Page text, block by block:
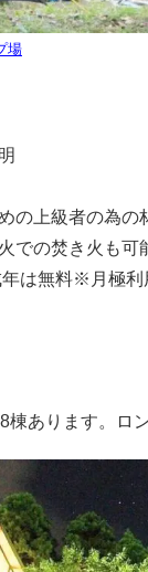
場
の上級者の為の
での焚き火も可
は無料※月極利
あります。ロ